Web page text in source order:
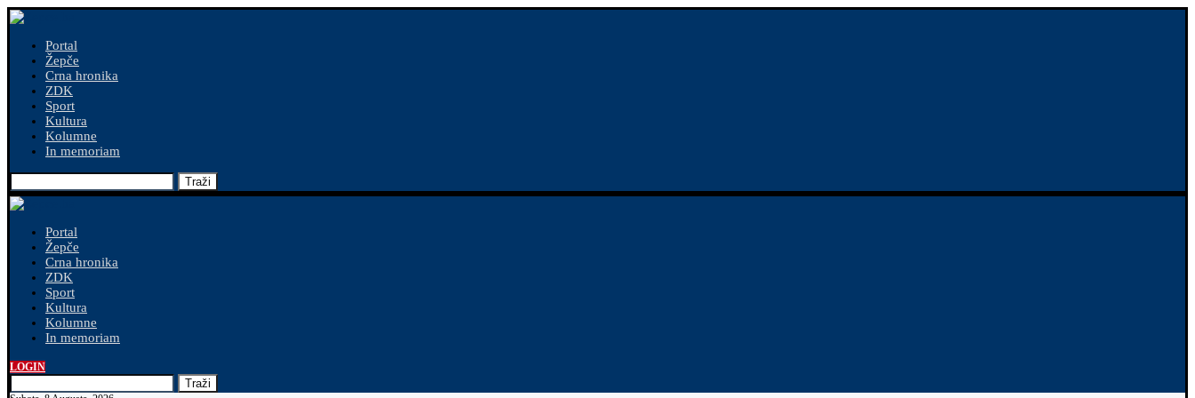
Portal
Žepče
Crna hronika
ZDK
Sport
Kultura
Kolumne
In memoriam
Traži
Portal
Žepče
Crna hronika
ZDK
Sport
Kultura
Kolumne
In memoriam
LOGIN
Traži